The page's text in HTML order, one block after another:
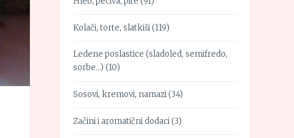
Kolači, torte, slatkiši(119)
Ledene poslastice (sladoled, semifredo,
sorbe…) (10)
Sosovi, kremovi, namazi(34)
Začini i aromatični dodaci(3)